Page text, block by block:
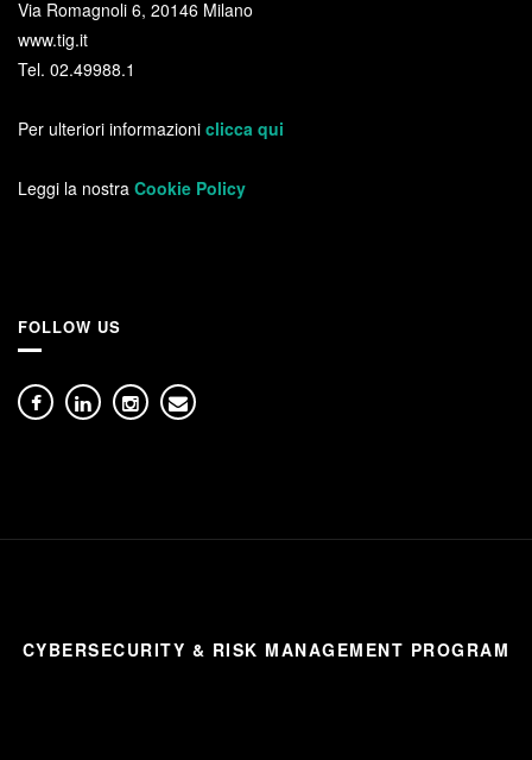
Via Romagnoli 6, 20146 Milano
www.tig.it
Tel. 02.49988.1
Per ulteriori informazioni clicca qui
Leggi la nostra Cookie Policy
FOLLOW US
CYBERSECURITY & RISK MANAGEMENT PROGRAM